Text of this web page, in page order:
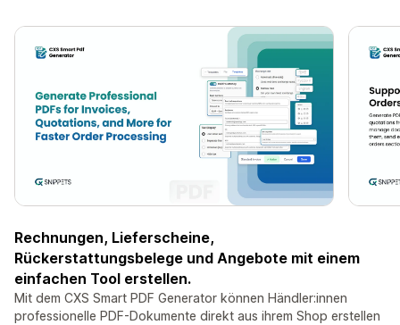
Rechnungen, Lieferscheine,
Rückerstattungsbelege und Angebote mit einem
einfachen Tool erstellen.
Mit dem CXS Smart PDF Generator können Händler:innen
professionelle PDF-Dokumente direkt aus ihrem Shop erstellen